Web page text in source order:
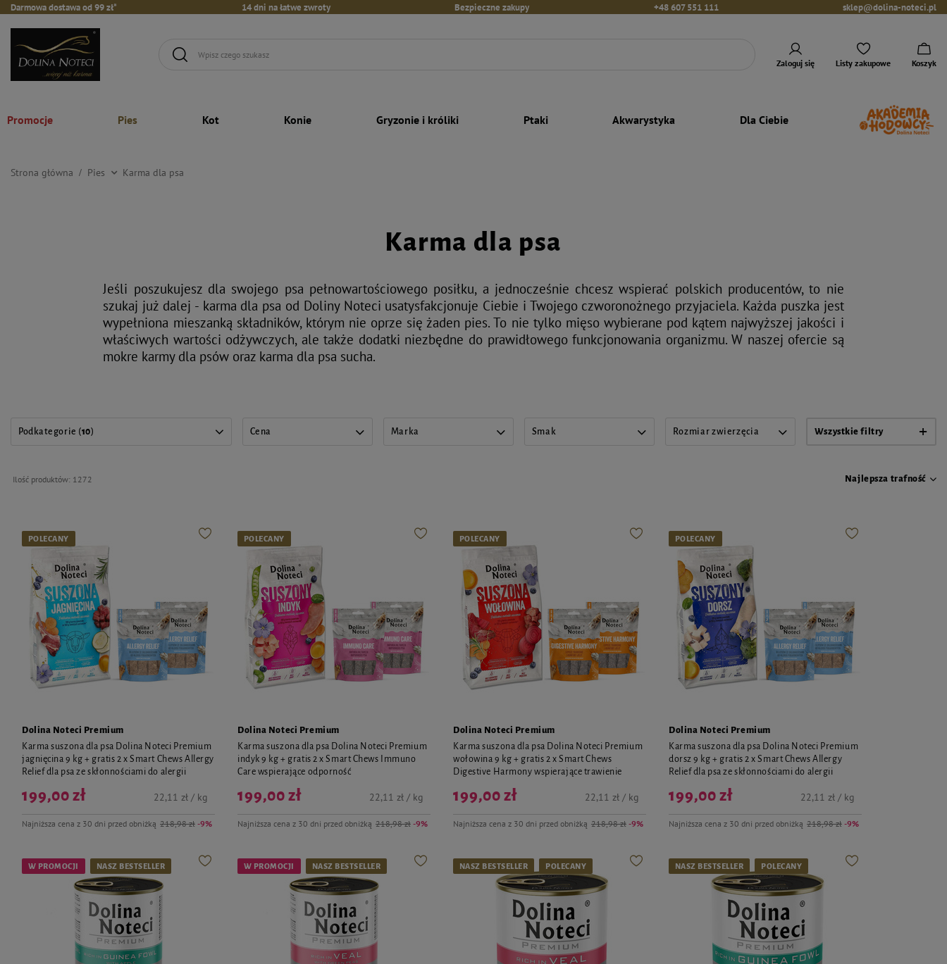
Darmowa dostawa od 99 zł* 14 dni na łatwe zwroty Bezpieczne zakupy +48 607 551 111 sklep@dolina-noteci.pl
Zaloguj się Listy zakupowe Koszyk
Promocje Pies Kot Konie Gryzonie i króliki Ptaki Akwarystyka Dla Ciebie
Strona główna Pies Karma dla psa
Karma dla psa
Jeśli poszukujesz dla swojego psa pełnowartościowego posiłku, a jednocześnie chcesz wspierać polskich producentów, to nie
szukaj już dalej - karma dla psa od Doliny Noteci usatysfakcjonuje Ciebie i Twojego czworonożnego przyjaciela. Każda puszka jest
wypełniona mieszanką składników, którym nie oprze się żaden pies. To nie tylko mięso wybierane pod kątem najwyższej jakości i
właściwych wartości odżywczych, ale także dodatki niezbędne do prawidłowego funkcjonowania organizmu. W naszej ofercie są
mokre karmy dla psów oraz karma dla psa sucha.
Podkategorie (10) Cena Marka Smak Rozmiar zwierzęcia Wszystkie filtry
Ilość produktów: 1272 Najlepsza trafność
POLECANY
Dolina Noteci Premium
Karma suszona dla psa Dolina Noteci Premium
jagnięcina 9 kg + gratis 2 x Smart Chews Allergy
Relief dla psa ze skłonnościami do alergii
Najniższa cena z 30 dni przed obniżką 218,98 zł -9%
199,00 zł 22,11 zł / kg
POLECANY
Dolina Noteci Premium
Karma suszona dla psa Dolina Noteci Premium
indyk 9 kg + gratis 2 x Smart Chews Immuno
Care wspierające odporność
Najniższa cena z 30 dni przed obniżką 218,98 zł -9%
199,00 zł 22,11 zł / kg
POLECANY
Dolina Noteci Premium
Karma suszona dla psa Dolina Noteci Premium
wołowina 9 kg + gratis 2 x Smart Chews
Digestive Harmony wspierające trawienie
Najniższa cena z 30 dni przed obniżką 218,98 zł -9%
199,00 zł 22,11 zł / kg
POLECANY
Dolina Noteci Premium
Karma suszona dla psa Dolina Noteci Premium
dorsz 9 kg + gratis 2 x Smart Chews Allergy
Relief dla psa ze skłonnościami do alergii
Najniższa cena z 30 dni przed obniżką 218,98 zł -9%
199,00 zł 22,11 zł / kg
W PROMOCJI NASZ BESTSELLER W PROMOCJI NASZ BESTSELLER NASZ BESTSELLER POLECANY NASZ BESTSELLER POLECANY